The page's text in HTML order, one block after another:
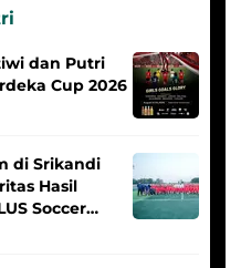
dan Putri
Cup 2026
di Srikandi
Hasil
Soccer